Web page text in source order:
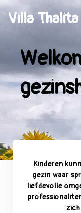
Villa Thalita
Kinderen
gezin waar
liefdevolle